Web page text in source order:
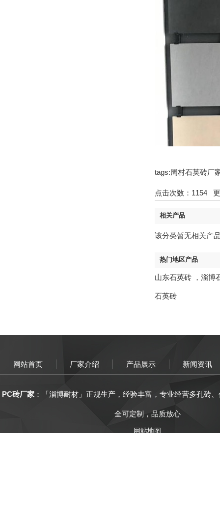
tags:周村石英砖厂
点击次数： 1154
相关产品
该分类暂无相关产
热门地区产品
山东石英砖 ， 淄博
石英砖
网站首页 厂家介绍 产品展示 新闻资讯
PC砖厂家 ：「淄博耐材 」正规生产， 经验丰富 ， 专业经营多孔砖
全可定制，品质放心
网站地图